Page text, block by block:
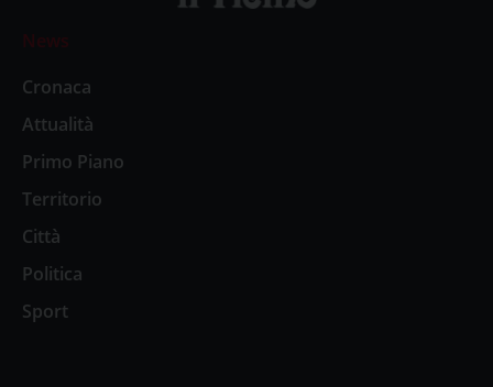
News
Cronaca
Attualità
Primo Piano
Territorio
Città
Politica
Sport